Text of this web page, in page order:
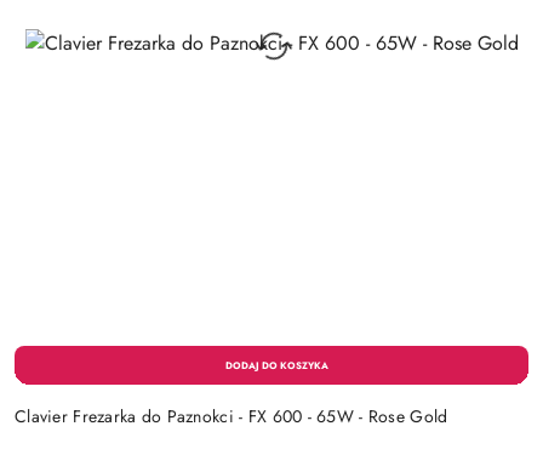
Clavier Frezarka do Paznokci - FX 600 - 65W - Rose Gold